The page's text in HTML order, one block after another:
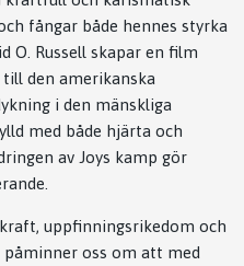
fångar både hennes styrka
O. Russell skapar en film
den amerikanska
i den mänskliga
med både hjärta och
av Joys kamp gör
uppfinningsrikedom och
oss om att med